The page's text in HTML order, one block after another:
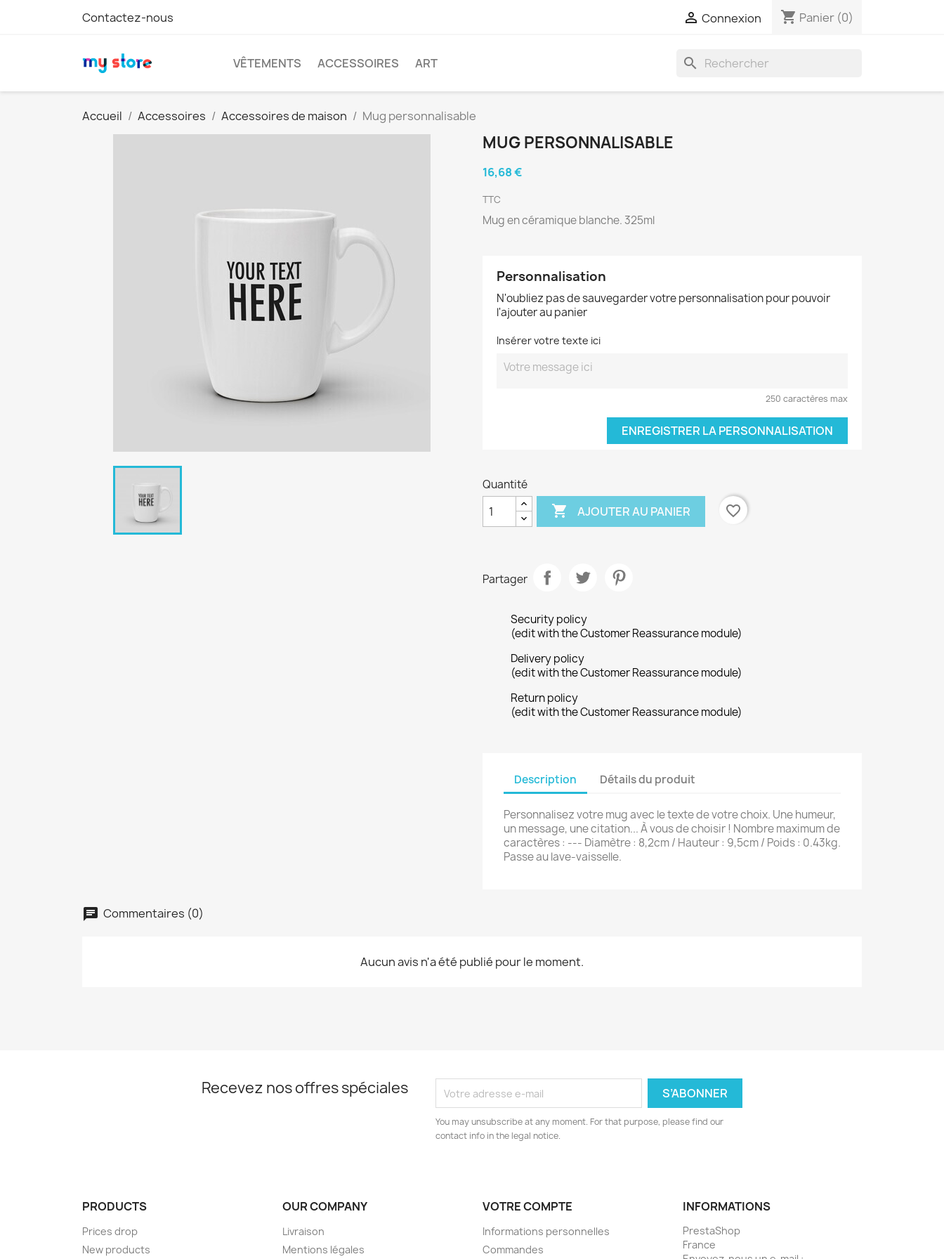
Contactez-nous  Connexion shopping_cart Panier (0)
VÊTEMENTS ACCESSOIRES ART search
Accueil Accessoires Accessoires de maison Mug personnalisable
MUG PERSONNALISABLE
16,68 €
TTC
Mug en céramique blanche. 325ml
Personnalisation
N'oubliez pas de sauvegarder votre personnalisation pour pouvoir
l'ajouter au panier
Insérer votre texte ici
250 caractères max
ENREGISTRER LA PERSONNALISATION
Quantité
 AJOUTER AU PANIER favorite_border
Partager
Security policy
(edit with the Customer Reassurance module)
Delivery policy
(edit with the Customer Reassurance module)
Return policy
(edit with the Customer Reassurance module)
Description Détails du produit
Personnalisez votre mug avec le texte de votre choix. Une humeur,
un message, une citation... À vous de choisir ! Nombre maximum de
caractères : --- Diamètre : 8,2cm / Hauteur : 9,5cm / Poids : 0.43kg.
Passe au lave-vaisselle.
Commentaires (0)
Aucun avis n'a été publié pour le moment.
Recevez nos offres spéciales
You may unsubscribe at any moment. For that purpose, please find our
contact info in the legal notice.
PRODUCTS
Prices drop
New products
OUR COMPANY
Livraison
Mentions légales
VOTRE COMPTE
Informations personnelles
Commandes
INFORMATIONS
PrestaShop
France
×